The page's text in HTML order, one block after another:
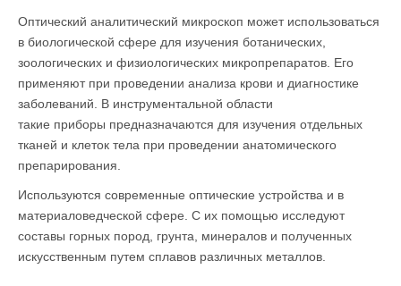
Оптический аналитический микроскоп может использоваться
в биологической сфере для изучения ботанических,
зоологических и физиологических микропрепаратов. Его
применяют при проведении анализа крови и диагностике
заболеваний. В инструментальной области
такие приборы предназначаются для изучения отдельных
тканей и клеток тела при проведении анатомического
препарирования.
Используются современные оптические устройства и в
материаловедческой сфере. С их помощью исследуют
составы горных пород, грунта, минералов и полученных
искусственным путем сплавов различных металлов.